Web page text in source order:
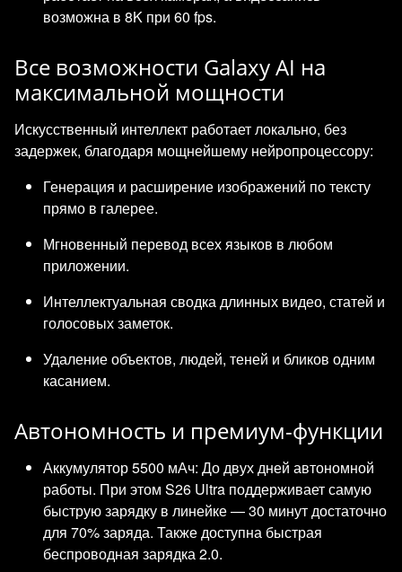
возможна в 8K при 60 fps.
Все возможности Galaxy AI на
максимальной мощности
Искусственный интеллект работает локально, без
задержек, благодаря мощнейшему нейропроцессору:
Генерация и расширение изображений по тексту
прямо в галерее.
Мгновенный перевод всех языков в любом
приложении.
Интеллектуальная сводка длинных видео, статей и
голосовых заметок.
Удаление объектов, людей, теней и бликов одним
касанием.
Автономность и премиум-функции
Аккумулятор 5500 мАч: До двух дней автономной
работы. При этом S26 Ultra поддерживает самую
быструю зарядку в линейке — 30 минут достаточно
для 70% заряда. Также доступна быстрая
беспроводная зарядка 2.0.